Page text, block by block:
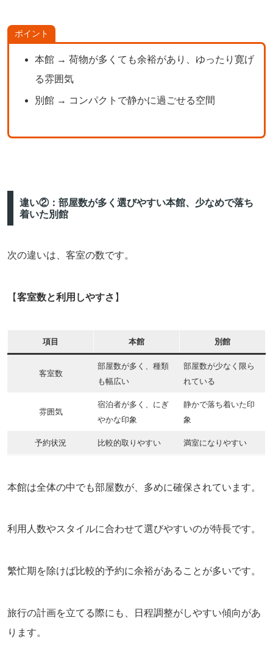
ポイント
本館 → 荷物が多くても余裕があり、ゆったり寛げ
る雰囲気
別館 → コンパクトで静かに過ごせる空間
違い②：部屋数が多く選びやすい本館、少なめで落ち
着いた別館
次の違いは、客室の数です。
【客室数と利用しやすさ 】
項目 本館 別館
客室数
部屋数が多く、種類
も幅広い
部屋数が少なく限ら
れている
雰囲気
宿泊者が多く、にぎ
やかな印象
静かで落ち着いた印
象
予約状況 比較的取りやすい 満室になりやすい
本館は全体の中でも部屋数が、多めに確保されています。
利用人数やスタイルに合わせて選びやすいのが特長です。
繁忙期を除けば比較的予約に余裕があることが多いです。
旅行の計画を立てる際にも、日程調整がしやすい傾向があ
ります。